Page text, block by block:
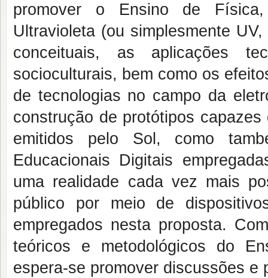
promover o Ensino de
Ultravioleta (ou simplesmente
conceituais, as aplicações
socioculturais, bem como os
de tecnologias no campo da
construção de protótipos
emitidos pelo Sol, como
Educacionais Digitais
uma realidade cada vez mais
público por meio de
empregados nesta proposta.
teóricos e metodológicos do
espera-se promover discussões